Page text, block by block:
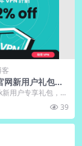
新用户礼包：
换码
用户专享礼包，获
服务兑换码，开启
39